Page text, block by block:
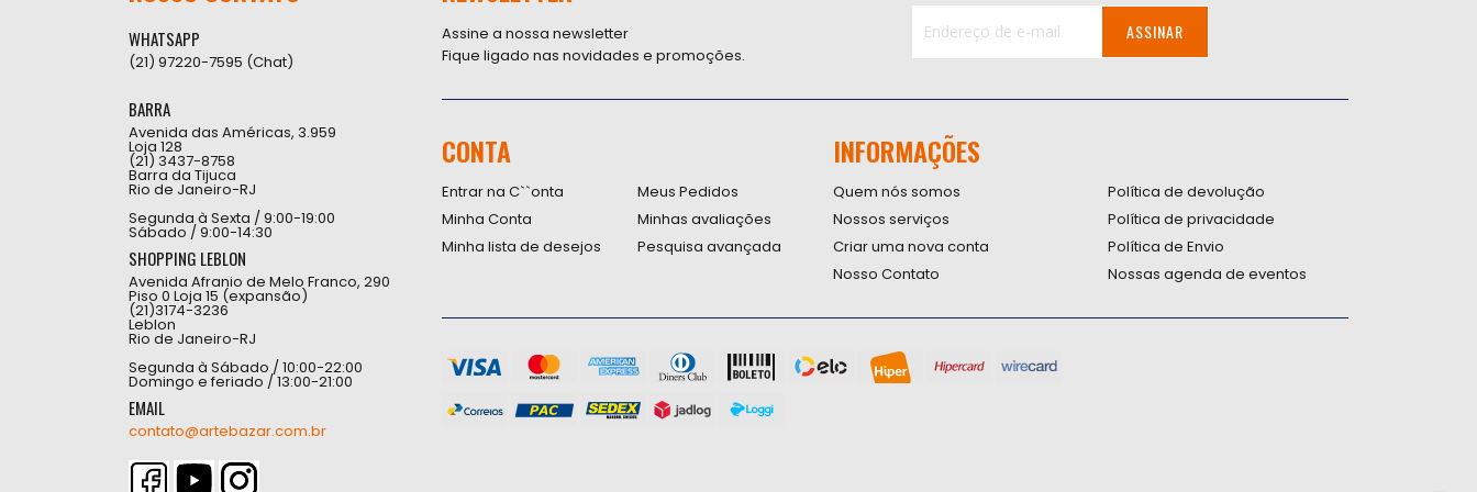
WHATSAPP
(21) 97220-7595 (Chat)
BARRA
Avenida das Américas, 3.959
Loja 128
(21) 3437-8758
Barra da Tijuca
Rio de Janeiro-RJ
Segunda à Sexta / 9:00-19:00
Sábado / 9:00-14:30
SHOPPING LEBLON
Avenida Afranio de Melo Franco, 290
Piso 0 Loja 15 (expansão)
(21)3174-3236
Leblon
Rio de Janeiro-RJ
Segunda à Sábado / 10:00-22:00
Domingo e feriado / 13:00-21:00
EMAIL
contato@artebazar.com.br
Assine a nossa newsletter
Fique ligado nas novidades e promoções.
nossa
Newsletter:
ASSINAR
CONTA
Entrar na C``onta
Minha Conta
Minha lista de desejos
Meus Pedidos
Minhas avaliações
Pesquisa avançada
INFORMAÇÕES
Quem nós somos
Nossos serviços
Criar uma nova conta
Nosso Contato
Política de devolução
Política de privacidade
Política de Envio
Nossas agenda de eventos